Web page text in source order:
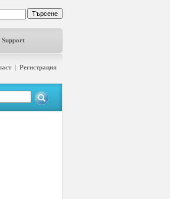
Support
| Регистрация